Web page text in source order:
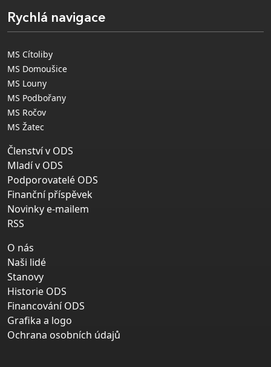
Rychlá navigace
MS Cítoliby
MS Domoušice
MS Louny
MS Podbořany
MS Ročov
MS Žatec
Členství v ODS
Mladí v ODS
Podporovatelé ODS
Finanční příspěvek
Novinky e-mailem
RSS
O nás
Naši lidé
Stanovy
Historie ODS
Financování ODS
Grafika a logo
Ochrana osobních údajů